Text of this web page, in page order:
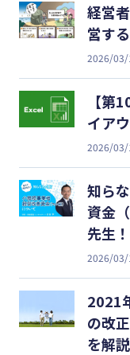
経営
営す
2026/03/
【第
イア
2026/03/
知ら
資金
先生！
2026/03/
2021
の改
を解説